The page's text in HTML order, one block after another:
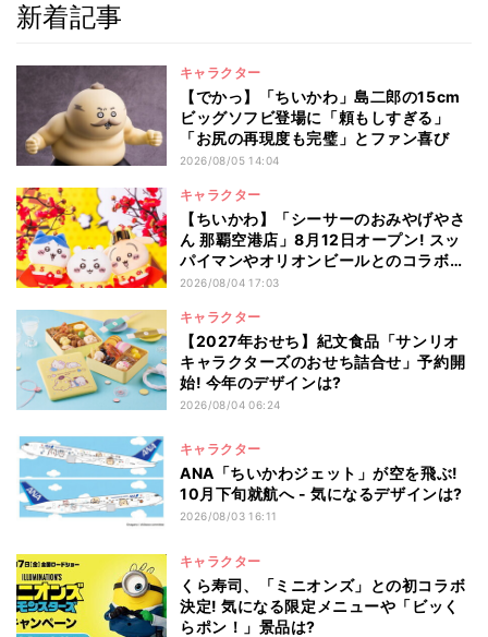
新着記事
キャラクター
【でかっ】「ちいかわ」島二郎の15cm
ビッグソフビ登場に「頼もしすぎる」
「お尻の再現度も完璧」とファン喜び
2026/08/05 14:04
キャラクター
【ちいかわ】「シーサーのおみやげやさ
ん 那覇空港店」8月12日オープン! スッ
パイマンやオリオンビールとのコラボ商
品一覧
2026/08/04 17:03
キャラクター
【2027年おせち】紀文食品「サンリオ
キャラクターズのおせち詰合せ」予約開
始! 今年のデザインは?
2026/08/04 06:24
キャラクター
ANA「ちいかわジェット」が空を飛ぶ!
10月下旬就航へ - 気になるデザインは?
2026/08/03 16:11
キャラクター
くら寿司、「ミニオンズ」との初コラボ
決定! 気になる限定メニューや「ビッく
らポン！」景品は?